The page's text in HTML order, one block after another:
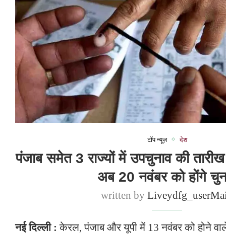
टॉप न्यूज़ देश
पंजाब समेत 3 राज्यों में उपचुनाव की
अब 20 नवंबर को होंगे
written by
नई ​दिल्ली : केरल, पंजाब और यूपी में 13 नवंबर को होने